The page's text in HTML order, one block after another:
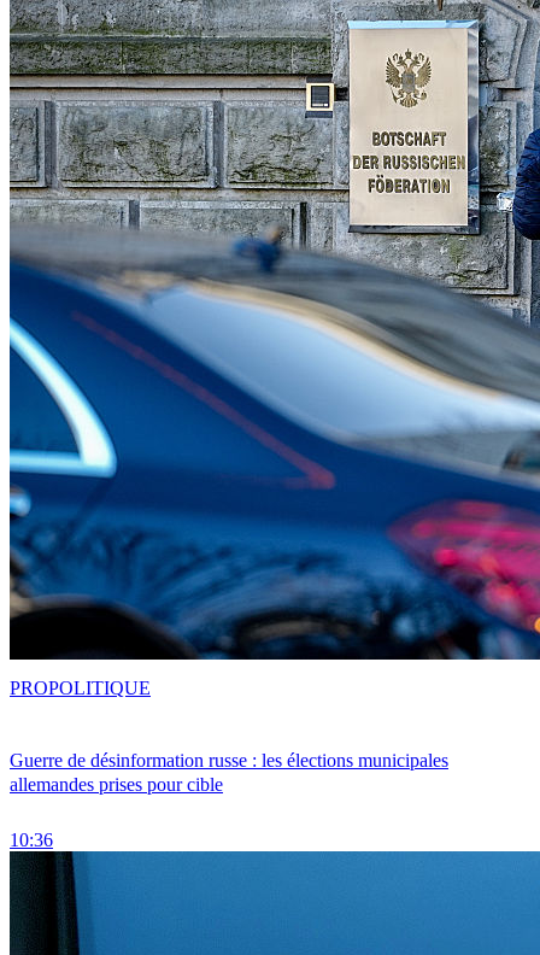
Guerre de désinformation russe : les élections municipales
allemandes prises pour cible
10:36
PROPOLITIQUE